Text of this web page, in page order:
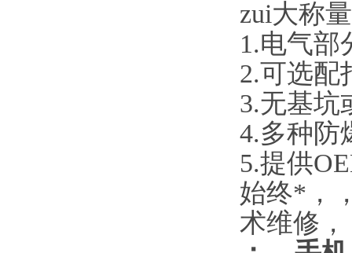
zui大称
1.电气部
2.可选配
3.无基坑
4.多种防
5.提供
始终*，
术维修